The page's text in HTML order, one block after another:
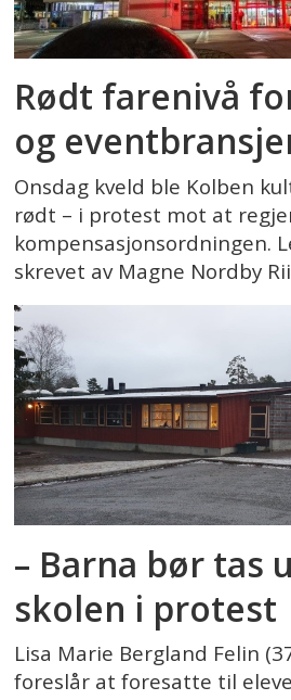
Rødt farenivå
og
Onsdag kveld ble Kolben
rødt – i protest mot at
kompensasjonsordningen.
skrevet av Magne Nordby
– Barna bør tas
skolen i protest
Lisa Marie Bergland Felin
foreslår at foresatte til